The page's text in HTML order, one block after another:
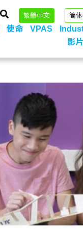
繁體中文 简
使命 VPAS
影